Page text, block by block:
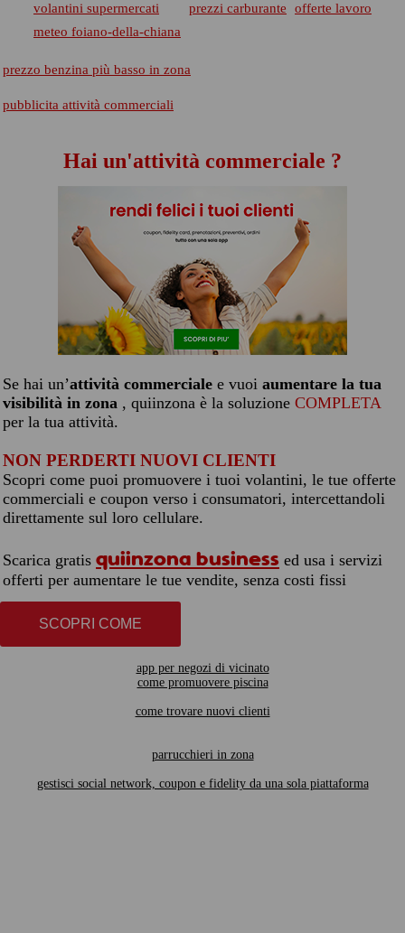
volantini supermercati prezzi carburante
offerte lavoro
meteo foiano-della-chiana
prezzo benzina più basso in zona
pubblicita attività commerciali
Hai un'attività commerciale ?
Se hai un’attività commerciale e vuoi aumentare la tua
visibilità in zona , quiinzona è la soluzione COMPLETA
per la tua attività.
NON PERDERTI NUOVI CLIENTI
Scopri come puoi promuovere i tuoi volantini, le tue offerte
commerciali e coupon verso i consumatori, intercettandoli
direttamente sul loro cellulare.
Scarica gratis quiinzona business ed usa i servizi
offerti per aumentare le tue vendite, senza costi fissi
SCOPRI COME
app per negozi di vicinato
come promuovere piscina
come trovare nuovi clienti
parrucchieri in zona
gestisci social network, coupon e fidelity da una sola piattaforma